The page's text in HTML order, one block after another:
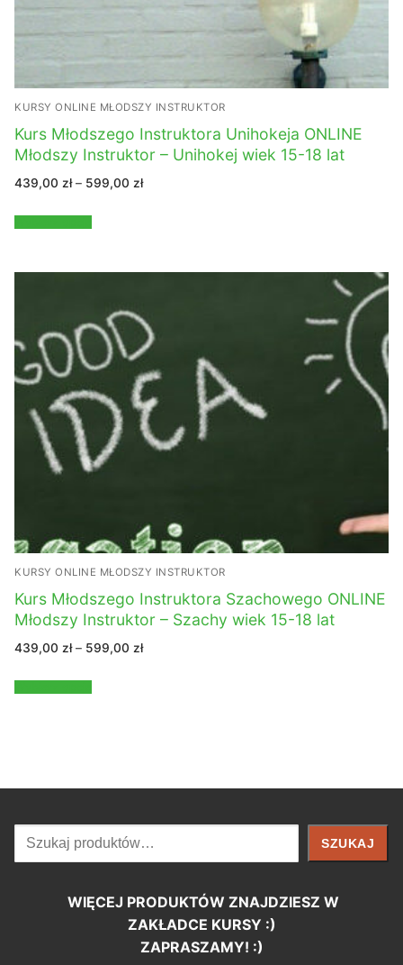
KURSY ONLINE MŁODSZY INSTRUKTOR
Kurs Młodszego Instruktora Unihokeja ONLINE
Młodszy Instruktor – Unihokej wiek 15-18 lat
439,00 zł – 599,00 złZakres
KURSY ONLINE MŁODSZY INSTRUKTOR
Kurs Młodszego Instruktora Szachowego ONLINE
Młodszy Instruktor – Szachy wiek 15-18 lat
439,00 zł – 599,00 złZakres
Szukaj SZUKAJ
WIĘCEJ PRODUKTÓW ZNAJDZIESZ W
ZAKŁADCE KURSY :)
ZAPRASZAMY! :)